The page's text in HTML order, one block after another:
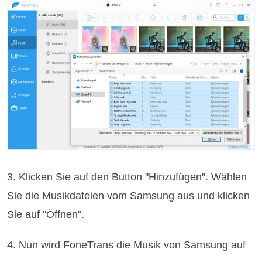
3. Klicken Sie auf den Button "Hinzufügen". Wählen
Sie die Musikdateien vom Samsung aus und klicken
Sie auf "Öffnen".
4. Nun wird FoneTrans die Musik von Samsung auf